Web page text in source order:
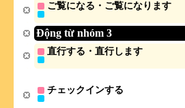
ご覧になる・ご覧になります
Động từ nhóm 3
直行する・直行します
チェックインする